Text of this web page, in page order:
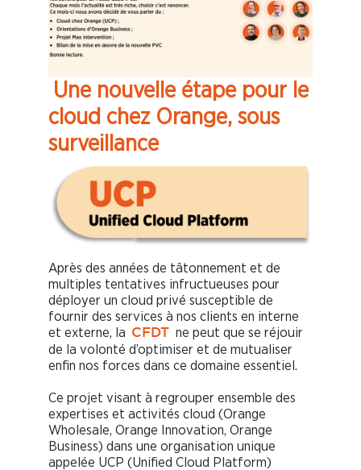
Une nouvelle étape pour le
cloud chez Orange, sous
surveillance
Après des années de tâtonnement et de
multiples tentatives infructueuses pour
déployer un cloud privé susceptible de
fournir des services à nos clients en interne
et externe, la CFDT
ne peut que se réjouir
de la volonté d’optimiser et de mutualiser
enfin nos forces dans ce domaine essentiel.
Ce projet visant à regrouper ensemble des
expertises et activités cloud (Orange
Wholesale, Orange Innovation, Orange
Business) dans une organisation unique
appelée UCP (Unified Cloud Platform)